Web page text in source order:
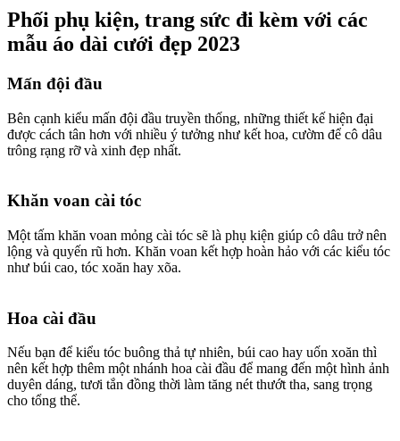
Phối phụ kiện, trang sức đi kèm với các
mẫu áo dài cưới đẹp 2023​
Mấn đội đầu​
Bên cạnh kiểu mấn đội đầu truyền thống, những thiết kế hiện đại
được cách tân hơn với nhiều ý tưởng như kết hoa, cườm để cô dâu
trông rạng rỡ và xinh đẹp nhất.
Khăn voan cài tóc​
Một tấm khăn voan mỏng cài tóc sẽ là phụ kiện giúp cô dâu trở nên
lộng và quyến rũ hơn. Khăn voan kết hợp hoàn hảo với các kiểu tóc
như búi cao, tóc xoăn hay xõa.
Hoa cài đầu​
Nếu bạn để kiểu tóc buông thả tự nhiên, búi cao hay uốn xoăn thì
nên kết hợp thêm một nhánh hoa cài đầu để mang đến một hình ảnh
duyên dáng, tươi tắn đồng thời làm tăng nét thướt tha, sang trọng
cho tổng thể.